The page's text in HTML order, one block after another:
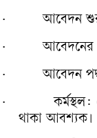
· আবেদন
·
আবেদনের
·
আবেদন
·
কর্মস্থল:
থাকা আবশ্যক।